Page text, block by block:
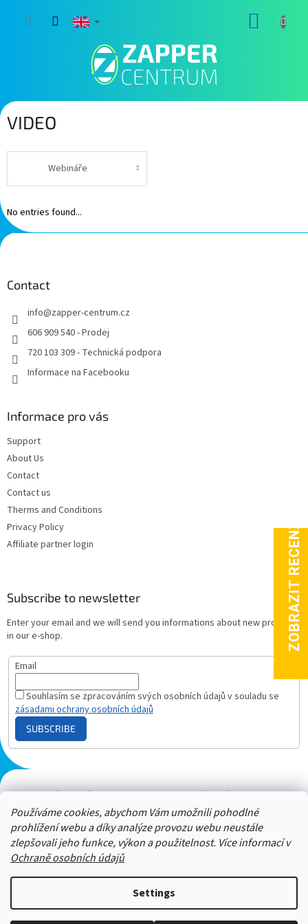
Používáme cookies, abychom Vám umožnili pohodlné
prohlížení webu a díky analýze provozu webu neustále
zlepšovali jeho funkce, výkon a použitelnost. Více informací v
Ochraně osobních údajů
Settings
VIDEO
Webináře
No entries found...
F
o
Contact
info@zapper-centrum.cz
606 909 540 - Prodej
720 103 309 - Technická podpora
Informace na Facebooku
Informace pro vás
Support
About Us
Contact
Contact us
Therms and Conditions
Privacy Policy
Affiliate partner login
Subscribe to newsletter
Enter your email and we will send you informations about new products
in our e-shop.
Email
Souhlasím se zpracováním svých osobních údajů v souladu se
zásadami ochrany osobních údajů
SUBSCRIBE
Plazmový generátor.cz Heureka - hodnocení Solárne panely.sk
Parasite zapper